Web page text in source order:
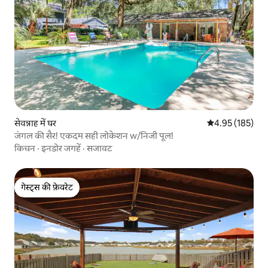
सेवन्नाह में घर औसत रेटिंग 5 में से
4.95 (185)
जंगल की सैर! एकदम सही लोकेशन w/निजी पूल!
किचन ·इनडोर जगहें ·सजावट
गेस्ट्स की फ़ेवरेट
गेस्ट्स की फ़ेवरेट